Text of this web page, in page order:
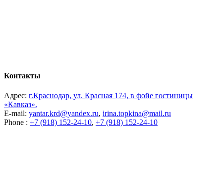
Контакты
Адрес: г.Краснодар, ул. Красная 174, в фойе гостиницы
«Кавказ».
E-mail: yantar.krd@yandex.ru, irina.topkina@mail.ru
Phone : +7 (918) 152-24-10, +7 (918) 152-24-10